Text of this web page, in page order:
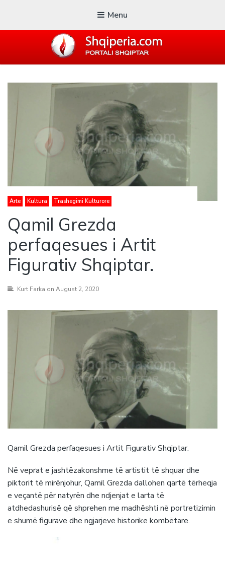
Menu
Arte Kultura Trashegimi Kulturore
Qamil Grezda
perfaqesues i Artit
Figurativ Shqiptar.
Kurt Farka on August 2, 2020
Qamil Grezda perfaqesues i Artit Figurativ Shqiptar.
Në veprat e jashtëzakonshme të artistit të shquar dhe
piktorit të mirënjohur, Qamil Grezda dallohen qartë tërheqja
e veçantë për natyrën dhe ndjenjat e larta të
atdhedashurisë që shprehen me madhështi në portretizimin
e shumë figurave dhe ngjarjeve historike kombëtare.